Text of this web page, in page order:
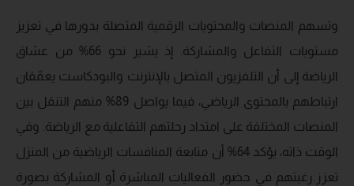
وتسهم المنصات والمحتويات الرقمية المتصلة بدورها في تعزيز
مستويات التفاعل والمشاركة. إذ يشير نحو 66% من عشاق
الرياضة إلى أن التلفزيون المتصل بالإنترنت والبودكاست يعمّقان
ارتباطهم بالمحتوى الرياضي، فيما يواصل 89% منهم التنقل بين
المنصات المختلفة على امتداد رحلتهم التفاعلية مع الرياضة. وفي
الوقت ذاته، يؤكد 64% أن متابعة المنافسات الرياضية من المنزل
تعزز رغبتهم في حضور الفعاليات المباشرة أو المشاركة بصورة